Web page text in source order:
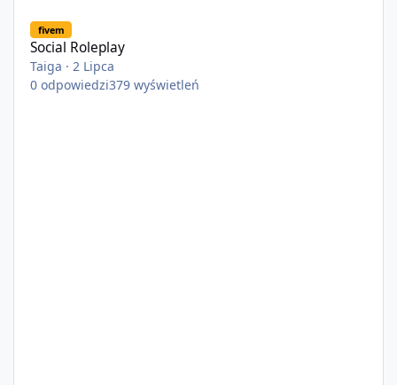
fivem
Social Roleplay
Taiga ·2 Lipca
0 odpowiedzi379 wyświetleń